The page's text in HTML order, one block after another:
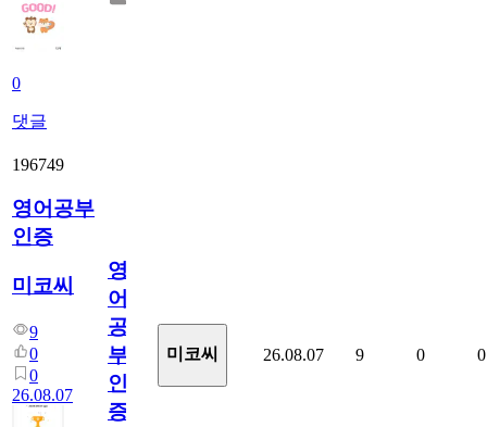
0
댓글
196749
영어공부
인증
미코씨
9
0
0
26.08.07
영
어
공
부
인
증
미코씨 26.08.07 9 0 0